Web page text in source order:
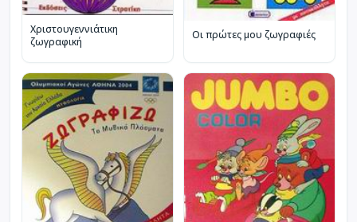
Χριστουγεννιάτικη
ζωγραφική
Οι πρώτες μου ζωγραφιές